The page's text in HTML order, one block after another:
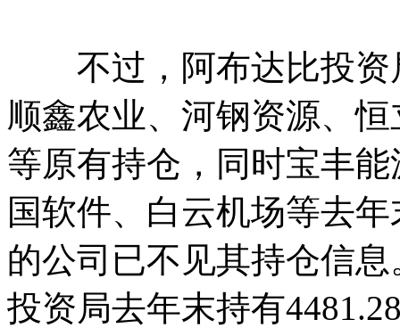
不过，阿布达比投资
顺鑫农业、河钢资源、
等原有持仓，同时宝丰
国软件、白云机场等去
的公司已不见其持仓信
投资局去年末持有